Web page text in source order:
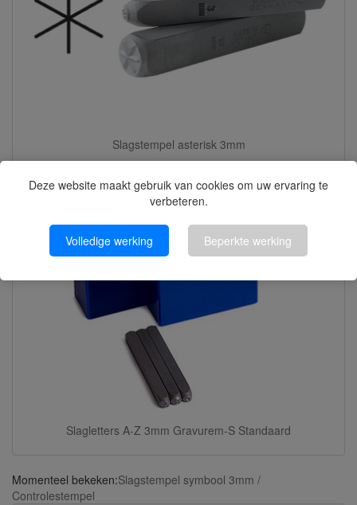
Deze website maakt gebruik van cookies om uw ervaring te
verbeteren.
Volledige werking Beperkte werking
Slagstempel asterisk 3mm
Slagletters A-Z 3mm Gravurem-S Standaard
Momenteel bekeken:Slagstempel symbool 3mm /
Controlestempel